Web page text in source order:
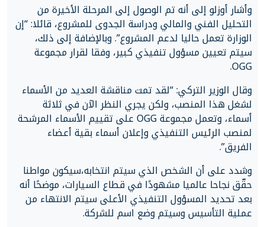
وأشار أوزلو إلى أنه تم الوصول إلى المرحلة الأخيرة من
التحليل الفني والمالي ودراسة الجدوى للمشروع، قائلا: “إن
الوزارة تعمل حاليا لدعم المشروع”. وباﻹضافة إلى ذلك،
سيتم تعيين مسؤول تنفيذي كبير، وفقا لقرار مجموعة
OGG.
وقال الوزير التركي: “لقد تمت مناقشة العديد من اﻷسماء
لشغل هذا المنصب، ولكن يجري النظر اﻵن في ثلاثة
أسماء، وتعمل مجموعة OGG على تقييم الأسماء المرشحة
لمنصب الرئيس التنفيذي وإعلان أسماء بقية أعضاء
الفريق”.
وشدد على أن الشخص الذي سيتم انتخابه،سيكون مواطنا
حقّق نجاحا عالميا مشهودًا في قطاع السيارات، موضحًا أنه
بعد تحديد المسؤول التنفيذي اﻷعلى سيتم الانتهاء من
عملية التأسيس وسيتم وضع اسم للشركة.